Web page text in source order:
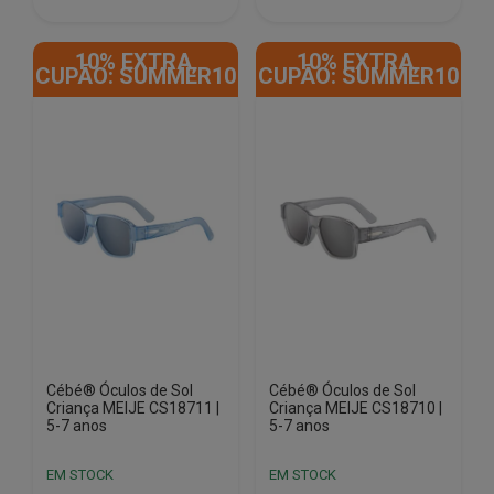
10% EXTRA,
CUPÃO: SUMMER10
Cébé® Óculos de Sol
Criança MEIJE CS18711 |
5-7 anos
EM STOCK
10% EXTRA,
CUPÃO: SUMMER10
Cébé® Óculos de Sol
Criança MEIJE CS18710 |
5-7 anos
EM STOCK